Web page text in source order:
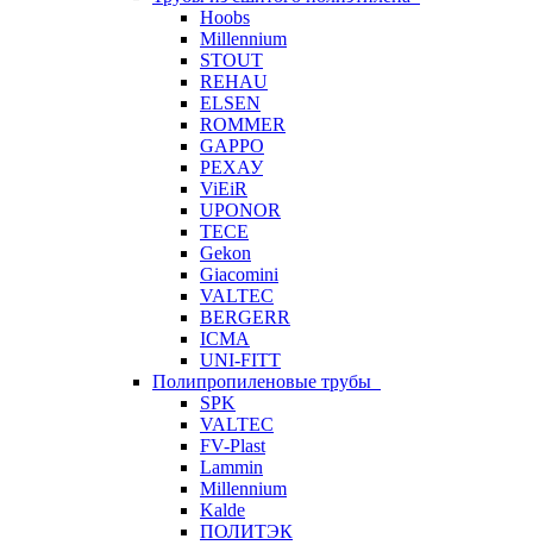
Hoobs
Millennium
STOUT
REHAU
ELSEN
ROMMER
GAPPO
РЕХАУ
ViEiR
UPONOR
TECE
Gekon
Giacomini
VALTEC
BERGERR
ICMA
UNI-FITT
Полипропиленовые трубы
SPK
VALTEC
FV-Plast
Lammin
Millennium
Kalde
ПОЛИТЭК